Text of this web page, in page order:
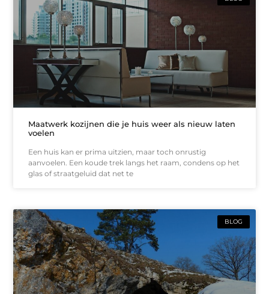
Maatwerk kozijnen die je huis weer als nieuw laten
voelen
Een huis kan er prima uitzien, maar toch onrustig
aanvoelen. Een koude trek langs het raam, condens op het
glas of straatgeluid dat net te
BLOG